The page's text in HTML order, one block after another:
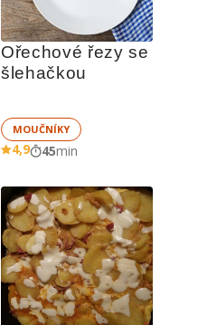
Ořechové řezy se
šlehačkou
MOUČNÍKY
4,9 45min